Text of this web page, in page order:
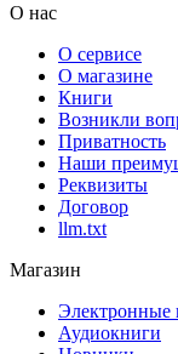
О нас
О сервисе
О магазине
Книги
Возникли
Приватность
Наши
Реквизиты
Договор
llm.txt
Магазин
Электронные
Аудиокниги